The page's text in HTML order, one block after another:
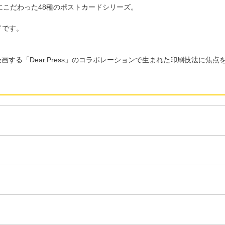
だわった48種のポストカードシリーズ。
す。
する「Dear.Press」のコラボレーションで生まれた印刷技法に焦点